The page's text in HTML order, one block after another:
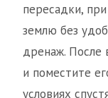
пересадки,
землю без
дренаж. После
и поместите
условиях